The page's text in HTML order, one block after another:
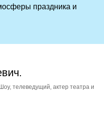
праздника и
телеведущий, актер театра и